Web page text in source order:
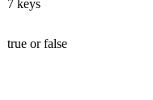
7 keys
true or false